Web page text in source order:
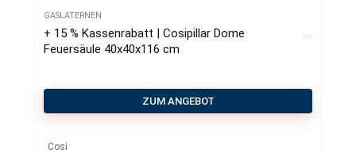
GASLATERNEN
+ 15 % Kassenrabatt | Cosipillar Dome
Feuersäule 40x40x116 cm
ZUM ANGEBOT
Cosi